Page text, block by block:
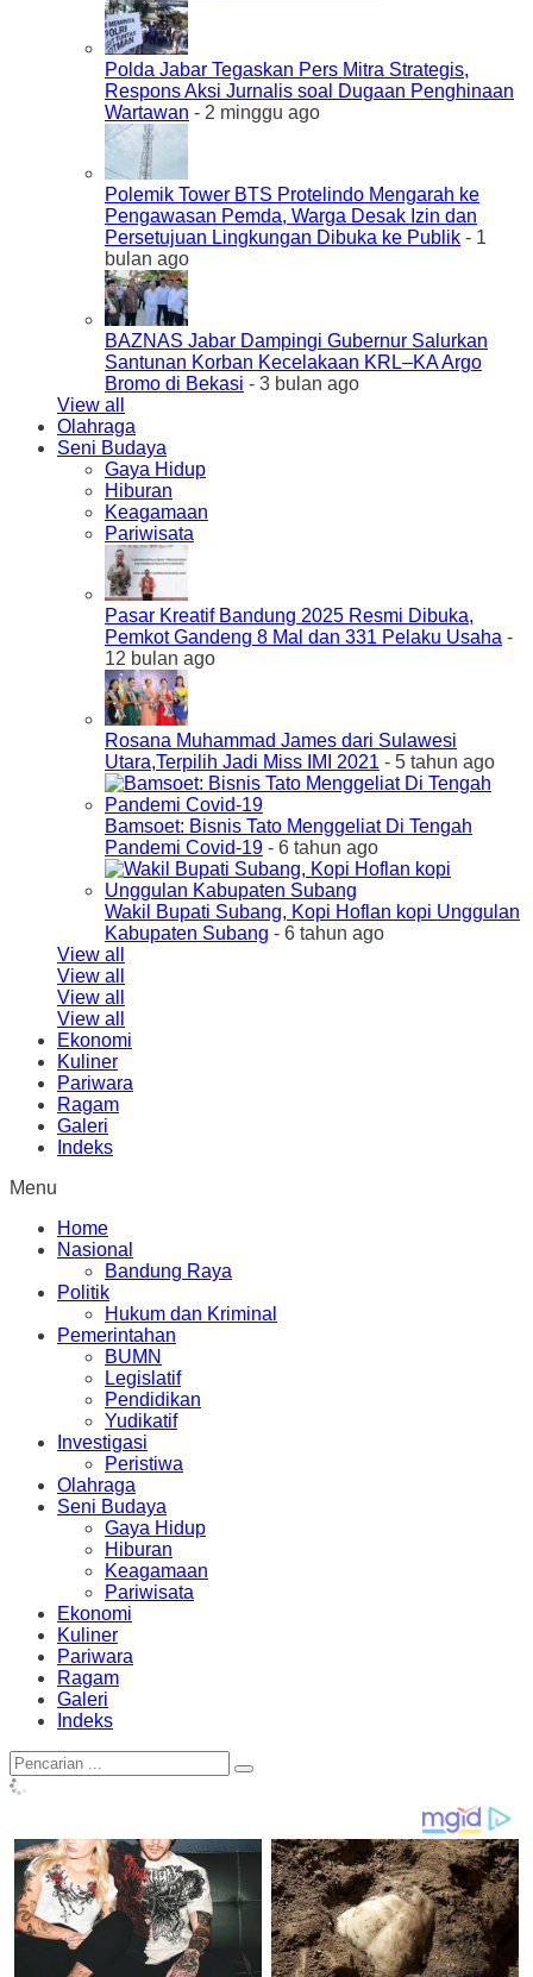
Polda Jabar Tegaskan Pers Mitra Strategis,
Respons Aksi Jurnalis soal Dugaan Penghinaan
Wartawan - 2 minggu ago
Polemik Tower BTS Protelindo Mengarah ke
Pengawasan Pemda, Warga Desak Izin dan
Persetujuan Lingkungan Dibuka ke Publik - 1
bulan ago
BAZNAS Jabar Dampingi Gubernur Salurkan
Santunan Korban Kecelakaan KRL–KA Argo
Bromo di Bekasi - 3 bulan ago
View all
Olahraga
Seni Budaya
Gaya Hidup
Hiburan
Keagamaan
Pariwisata
Pasar Kreatif Bandung 2025 Resmi Dibuka,
Pemkot Gandeng 8 Mal dan 331 Pelaku Usaha -
12 bulan ago
Rosana Muhammad James dari Sulawesi
Utara,Terpilih Jadi Miss IMI 2021 - 5 tahun ago
Bamsoet: Bisnis Tato Menggeliat Di Tengah
Pandemi Covid-19 - 6 tahun ago
Wakil Bupati Subang, Kopi Hoflan kopi Unggulan
Kabupaten Subang - 6 tahun ago
View all
View all
View all
View all
Ekonomi
Kuliner
Pariwara
Ragam
Galeri
Indeks
Menu
Home
Nasional
Bandung Raya
Politik
Hukum dan Kriminal
Pemerintahan
BUMN
Legislatif
Pendidikan
Yudikatif
Investigasi
Peristiwa
Olahraga
Seni Budaya
Gaya Hidup
Hiburan
Keagamaan
Pariwisata
Ekonomi
Kuliner
Pariwara
Ragam
Galeri
Indeks